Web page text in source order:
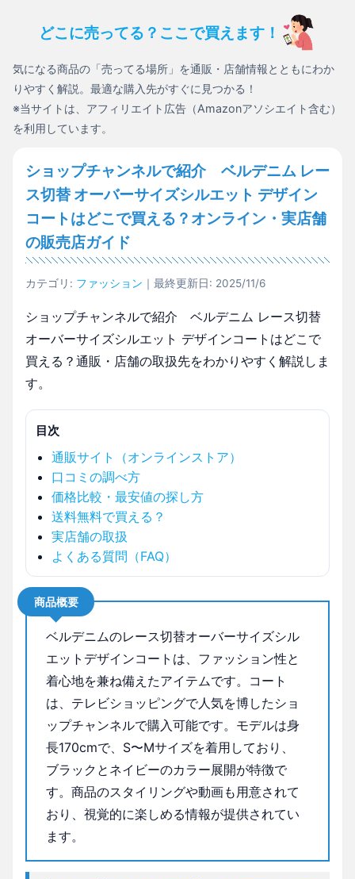
どこに売ってる？ここで買えます！
気になる商品の「売ってる場所」を通販・店舗情報とともにわか
りやすく解説。最適な購入先がすぐに見つかる！
※当サイトは、アフィリエイト広告（Amazonアソシエイト含む）
を利用しています。
ショップチャンネルで紹介 ベルデニム レー
ス切替 オーバーサイズシルエット デザイン
コートはどこで買える？オンライン・実店舗
の販売店ガイド
カテゴリ: ファッション ｜最終更新日: 2025/11/6
ショップチャンネルで紹介 ベルデニム レース切替
オーバーサイズシルエット デザインコートはどこで
買える？通販・店舗の取扱先をわかりやすく解説しま
す。
目次
通販サイト（オンラインストア）
口コミの調べ方
価格比較・最安値の探し方
送料無料で買える？
実店舗の取扱
よくある質問（FAQ）
商品概要
ベルデニムのレース切替オーバーサイズシル
エットデザインコートは、ファッション性と
着心地を兼ね備えたアイテムです。コート
は、テレビショッピングで人気を博したショ
ップチャンネルで購入可能です。モデルは身
長170cmで、S〜Mサイズを着用しており、
ブラックとネイビーのカラー展開が特徴で
す。商品のスタイリングや動画も用意されて
おり、視覚的に楽しめる情報が提供されてい
ます。